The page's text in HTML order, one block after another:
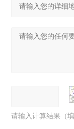
请输入计算结果（